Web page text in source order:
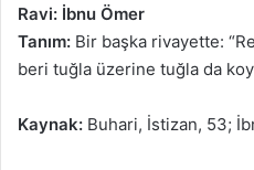
Ravi: İbnu Ömer
Tanım: Bir başka rivayette:
beri tuğla üzerine tuğla da
Kaynak: Buhari, İstizan, 53;